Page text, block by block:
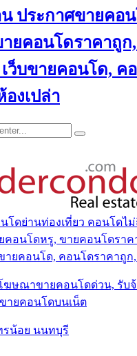
ประกาศขายคอ
ยคอนโดราคาถู
เว็บขายคอนโด, ค
งเปล่า
โดย่านท่องเที่ยว คอนโดไ
คอนโดหรู, ขายคอนโดรา
ขายคอนโด, คอนโดราคาถู
ฆษณาขายคอนโดด่วน, รับจ้
ายคอนโดบนเน็ต
รน้อย นนทบุรี